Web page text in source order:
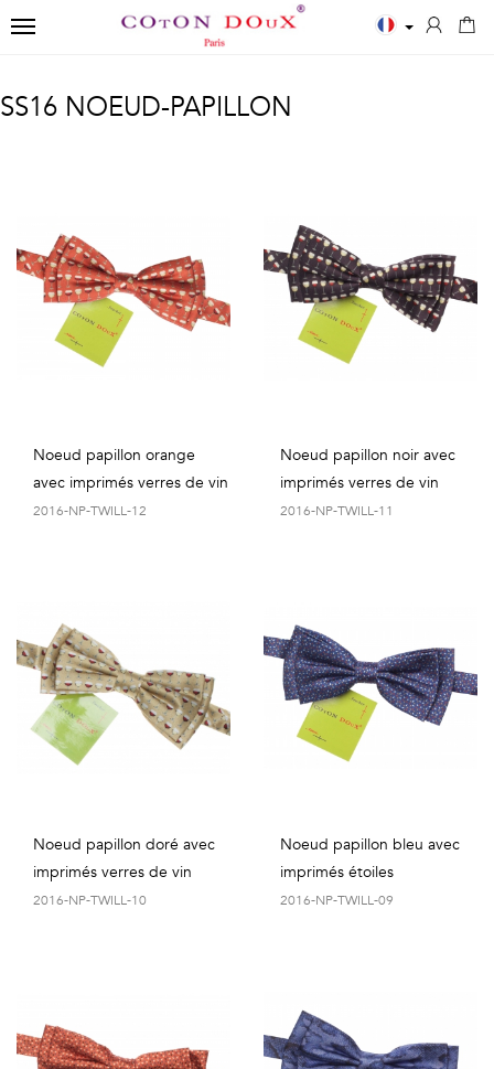
Fermer
TOGGLE NAVIGATION
Chemises
Chemises
Chemises
blanches
Chemises
Chemises
noires
Voir
tout
Faune
Talents
Chemisiers
Polos
Polos
Imprimés
manches
Unis
manches
FEMME
Imprimés
Unis
Chaussettes
Accessoires
NŒUDS
PAPILLON
CRAVATES
DE
COSTUME
SS16 NOEUD-PAPILLON
Noeud papillon orange
avec imprimés verres de vin
2016-NP-TWILL-12
Noeud papillon noir avec
imprimés verres de vin
2016-NP-TWILL-11
Noeud papillon doré avec
imprimés verres de vin
2016-NP-TWILL-10
Noeud papillon bleu avec
imprimés étoiles
2016-NP-TWILL-09